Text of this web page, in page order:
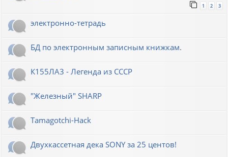
1 2 3
электронно-тетрадь
БД по электронным записным книжкам.
К155ЛА3 - Легенда из СССР
"Железный" SHARP
Tamagotchi-Hack
Двухкассетная дека SONY за 25 центов!